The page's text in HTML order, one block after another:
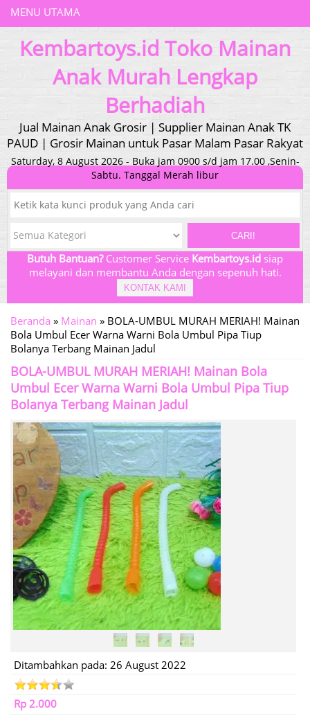
MENU UTAMA
Kembartoys.id Toko Mainan
Anak Murah Lengkap
Berhadiah
Jual Mainan Anak Grosir | Supplier Mainan Anak TK
PAUD | Grosir Mainan untuk Pasar Malam Pasar Rakyat
Saturday, 8 August 2026 - Buka jam 0900 s/d jam 17.00 ,Senin-
Sabtu. Tanggal Merah libur
CARI!
Butuh Bantuan?Customer Service Kembartoys.id siap
melayani dan membantu Anda dengan sepenuh hati.
KONTAK KAMI
Beranda » Mainan » BOLA-UMBUL MURAH MERIAH! Mainan
Bola Umbul Ecer Warna Warni Bola Umbul Pipa Tiup
Bolanya Terbang Mainan Jadul
BOLA-UMBUL MURAH MERIAH! Mainan Bola
Umbul Ecer Warna Warni Bola Umbul Pipa Tiup
Bolanya Terbang Mainan Jadul
Ditambahkan pada: 26 August 2022
Rp 2.000